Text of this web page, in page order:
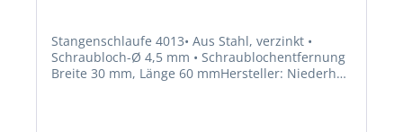
Stangenschlaufe 4013• Aus Stahl, verzinkt •
Schraubloch-Ø 4,5 mm • Schraublochentfernung
Breite 30 mm, Länge 60 mmHersteller: Niederhoff